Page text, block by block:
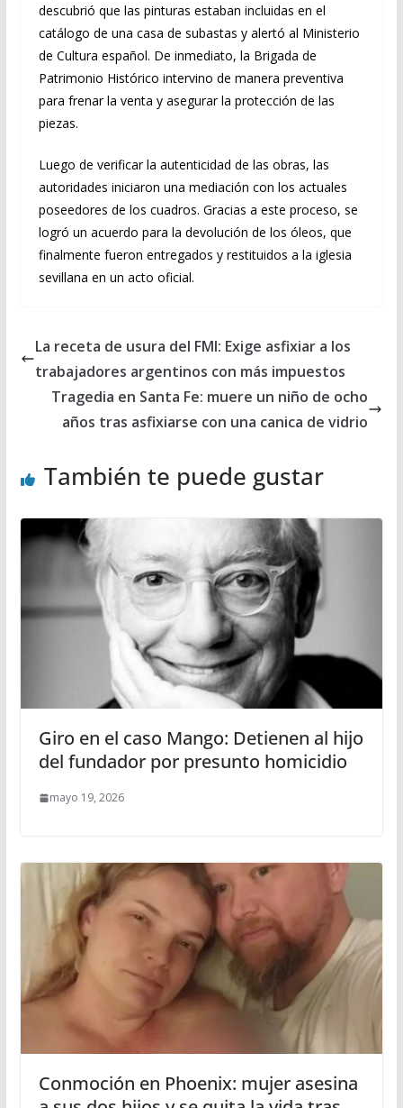
descubrió que las pinturas estaban incluidas en el
catálogo de una casa de subastas y alertó al Ministerio
de Cultura español. De inmediato, la Brigada de
Patrimonio Histórico intervino de manera preventiva
para frenar la venta y asegurar la protección de las
piezas.
Luego de verificar la autenticidad de las obras, las
autoridades iniciaron una mediación con los actuales
poseedores de los cuadros. Gracias a este proceso, se
logró un acuerdo para la devolución de los óleos, que
finalmente fueron entregados y restituidos a la iglesia
sevillana en un acto oficial.
La receta de usura del FMI: Exige asfixiar a los
trabajadores argentinos con más impuestos
Tragedia en Santa Fe: muere un niño de ocho
años tras asfixiarse con una canica de vidrio
También te puede gustar
Giro en el caso Mango: Detienen al hijo
del fundador por presunto homicidio
mayo 19, 2026
Conmoción en Phoenix: mujer asesina